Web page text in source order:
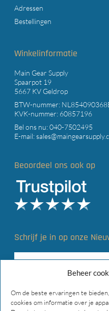
Beheer
Om de beste ervaringen te
cookies om informatie over je
Adressen
Bestellingen
Winkelinformatie
Main Gear Supply
Spaarpot 19
5667 KV Geldrop
BTW-nummer:
KVK-nummer: 60857196
Bel ons nu:040-7502495
E-mail:
Beoordeel ons ook op
Schrijf je in op onze